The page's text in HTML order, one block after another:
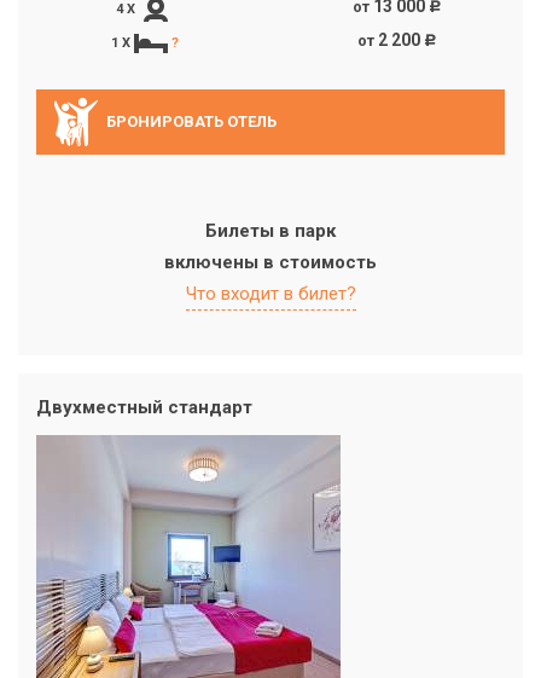
4 X от13 000 c
1 X ? от2 200 c
БРОНИРОВАТЬ ОТЕЛЬ
Билеты в парк
включены в стоимость
Что входит в билет?
Двухместный стандарт